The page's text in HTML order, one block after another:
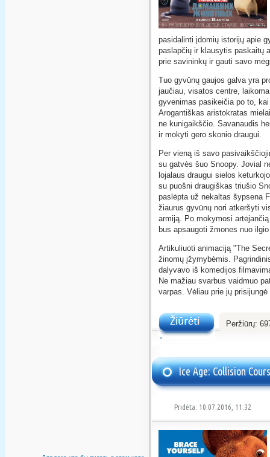
pasidalinti įdomių istorijų apie
paslapčių ir klausytis paskaitų
prie savininkų ir gauti savo
Tuo gyvūnų gaujos galva yra
jaučiau, visatos centre,
gyvenimas pasikeičia po to,
Arogantiškas aristokratas
ne kunigaikščio. Savanaudis
ir mokyti gero skonio draugui.
Per vieną iš savo
su gatvės šuo Snoopy. Jovial
lojalaus draugui sielos
su puošni draugiškas triušio
paslėpta už nekaltas šypsena
žiaurus gyvūnų nori atkeršyti
armiją. Po mokymosi
bus apsaugoti žmones nuo
Artikuliuoti animaciją "The
žinomų įžymybėmis.
dalyvavo iš komedijos
Ne mažiau svarbus vaidmuo
varpas. Vėliau prie jų
Peržiūrų:
Ice Age: Collision
Pridėta: 10.07.2016, 11:32